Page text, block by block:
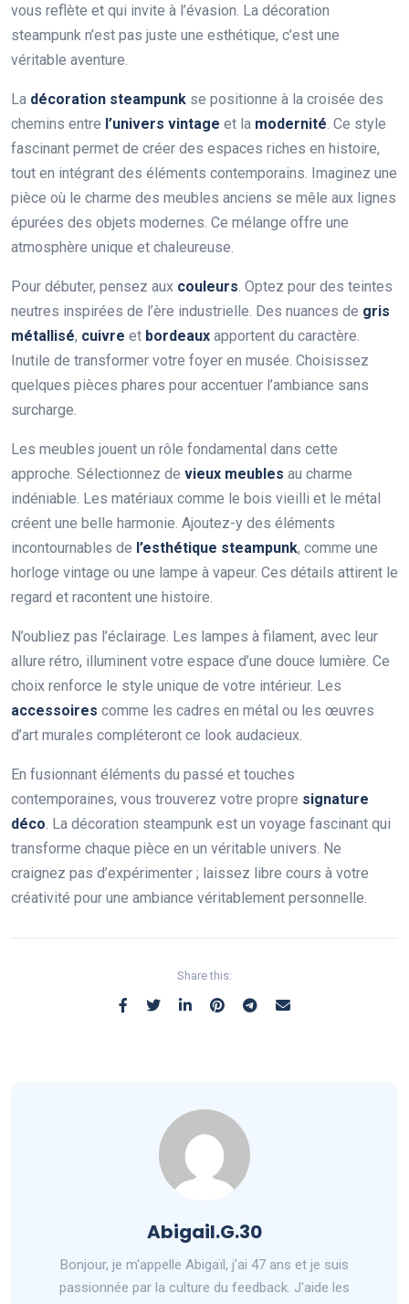
vous reflète et qui invite à l’évasion. La décoration
steampunk n’est pas juste une esthétique, c’est une
véritable aventure.
La décoration steampunk se positionne à la croisée des
chemins entre l’univers vintage et la modernité . Ce style
fascinant permet de créer des espaces riches en histoire,
tout en intégrant des éléments contemporains. Imaginez une
pièce où le charme des meubles anciens se mêle aux lignes
épurées des objets modernes. Ce mélange offre une
atmosphère unique et chaleureuse.
Pour débuter, pensez aux couleurs . Optez pour des teintes
neutres inspirées de l’ère industrielle. Des nuances de gris
métallisé, cuivre et bordeaux apportent du caractère.
Inutile de transformer votre foyer en musée. Choisissez
quelques pièces phares pour accentuer l’ambiance sans
surcharge.
Les meubles jouent un rôle fondamental dans cette
approche. Sélectionnez de vieux meubles au charme
indéniable. Les matériaux comme le bois vieilli et le métal
créent une belle harmonie. Ajoutez-y des éléments
incontournables de l’esthétique steampunk, comme une
horloge vintage ou une lampe à vapeur. Ces détails attirent le
regard et racontent une histoire.
N’oubliez pas l’éclairage. Les lampes à filament, avec leur
allure rétro, illuminent votre espace d’une douce lumière. Ce
choix renforce le style unique de votre intérieur. Les
accessoires comme les cadres en métal ou les œuvres
d’art murales compléteront ce look audacieux.
En fusionnant éléments du passé et touches
contemporaines, vous trouverez votre propre signature
déco . La décoration steampunk est un voyage fascinant qui
transforme chaque pièce en un véritable univers. Ne
craignez pas d’expérimenter ; laissez libre cours à votre
créativité pour une ambiance véritablement personnelle.
Share this:
Abigail.G.30
Bonjour, je m'appelle Abigaïl, j'ai 47 ans et je suis
passionnée par la culture du feedback. J'aide les